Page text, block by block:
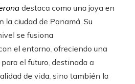
destaca como una joya en
la ciudad de Panamá. Su
se fusiona
el entorno, ofreciendo una
el futuro, destinada a
de vida, sino también la